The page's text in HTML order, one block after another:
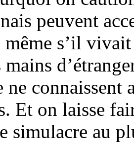
peuvent
s’il
mains
ne connaissent
Et on laisse
simulacre au